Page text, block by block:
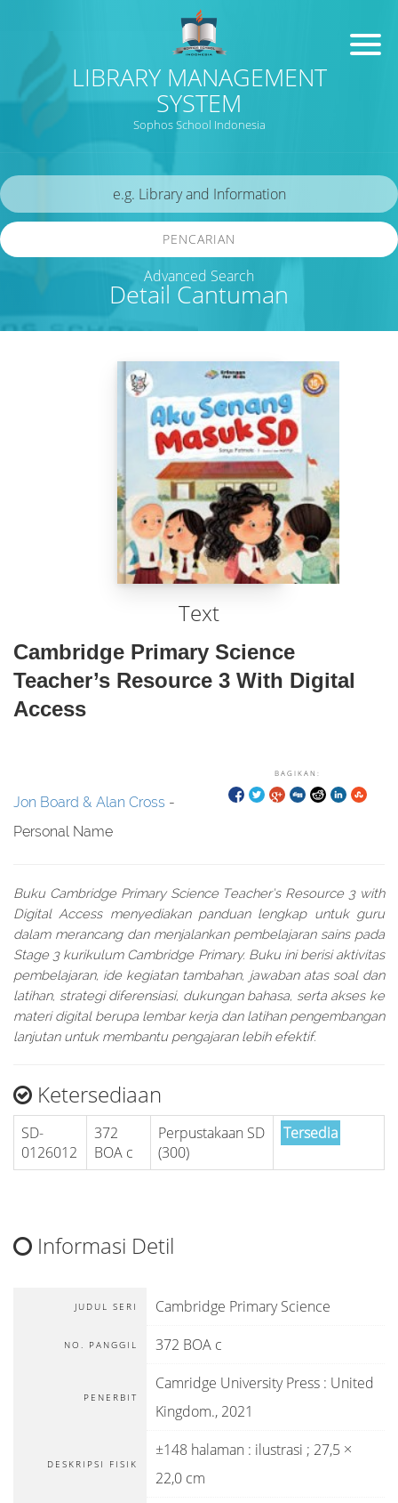
LIBRARY MANAGEMENT
SYSTEM
Sophos School Indonesia
Detail Cantuman
PENCARIAN
Advanced Search
Text
Cambridge Primary Science
Teacher’s Resource 3 With Digital
Access
BAGIKAN:
Jon Board & Alan Cross -
Personal Name
Buku Cambridge Primary Science Teacher’s Resource 3 with
Digital Access menyediakan panduan lengkap untuk guru
dalam merancang dan menjalankan pembelajaran sains pada
Stage 3 kurikulum Cambridge Primary. Buku ini berisi aktivitas
pembelajaran, ide kegiatan tambahan, jawaban atas soal dan
latihan, strategi diferensiasi, dukungan bahasa, serta akses ke
materi digital berupa lembar kerja dan latihan pengembangan
lanjutan untuk membantu pengajaran lebih efektif.
Ketersediaan
SD-
0126012
372
BOA c
Perpustakaan SD
(300)
Tersedia
Informasi Detil
JUDUL SERI Cambridge Primary Science
NO. PANGGIL 372 BOA c
PENERBIT
Camridge University Press : United
Kingdom., 2021
DESKRIPSI FISIK
±148 halaman : ilustrasi ; 27,5 ×
22,0 cm